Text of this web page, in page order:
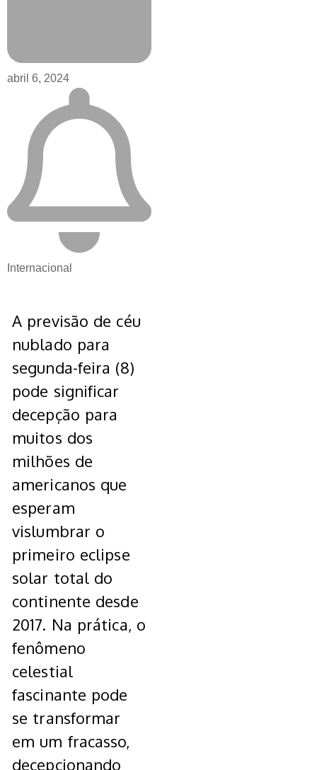
abril 6, 2024
Internacional
A previsão de céu
nublado para
segunda-feira (8)
pode significar
decepção para
muitos dos
milhões de
americanos que
esperam
vislumbrar o
primeiro eclipse
solar total do
continente desde
2017. Na prática, o
fenômeno
celestial
fascinante pode
se transformar
em um fracasso,
decepcionando